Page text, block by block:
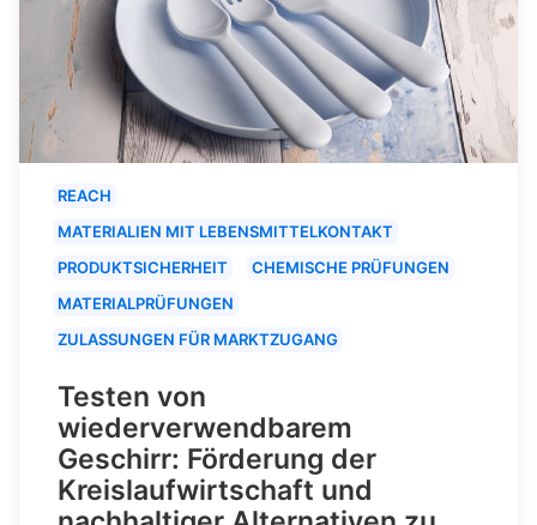
REACH
MATERIALIEN MIT LEBENSMITTELKONTAKT
PRODUKTSICHERHEIT
CHEMISCHE PRÜFUNGEN
MATERIALPRÜFUNGEN
ZULASSUNGEN FÜR MARKTZUGANG
Testen von
wiederverwendbarem
Geschirr: Förderung der
Kreislaufwirtschaft und